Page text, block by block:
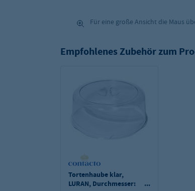
Für eine große Ansicht die Maus
Empfohlenes Zubehör zum
Tortenhaube klar,
LURAN, Durchmesser: